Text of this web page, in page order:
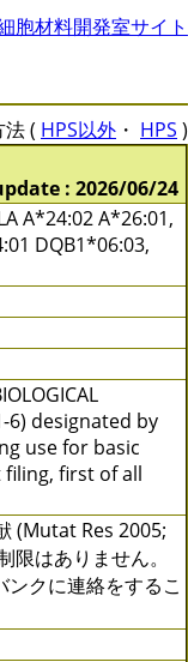
胞材料開発室サイト
( HPS以外 ・ HPS )
: 2026/06/24
A*24:02 A*26:01,
DQB1*06:03,
6) designated by
use for basic
first of all
(Mutat Res 2005;
はありません。
クに連絡をするこ